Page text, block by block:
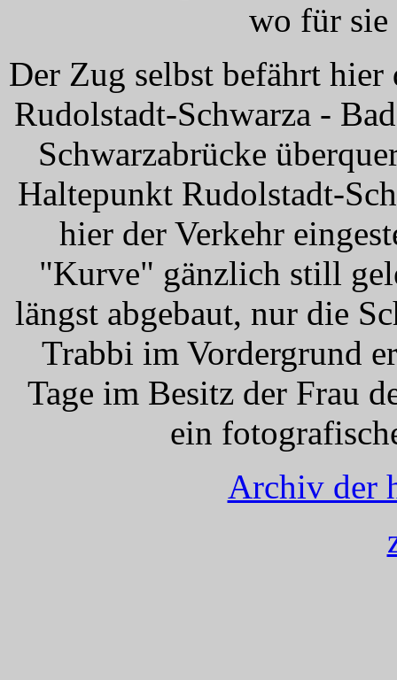
wo für sie
Der Zug selbst befährt hier
Rudolstadt-Schwarza -
Schwarzabrücke
Haltepunkt Rudolstadt-
hier der Verkehr
"Kurve" gänzlich still
längst abgebaut, nur die
Trabbi im Vordergrund
Tage im Besitz der Frau
ein
Archiv der